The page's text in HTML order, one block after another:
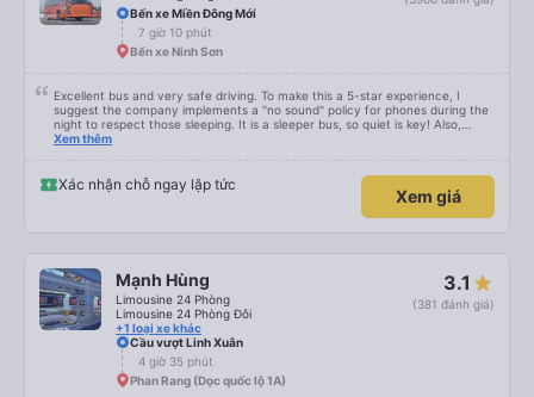
Bến xe Miền Đông Mới
7 giờ 10 phút
Bến xe Ninh Sơn
Excellent bus and very safe driving. To make this a 5-star experience, I
suggest the company implements a "no sound" policy for phones during the
night to respect those sleeping. It is a sleeper bus, so quiet is key! Also,
please display the Wi-Fi password clearly inside the cabin for convenience. I
quy định rõ ràng về việc giữ im lặng (tắt âm thanh điện thoại) vào ban đêm
để tránh làm phiền hành khách khác ngủ. Ngoài ra, nhà xe nên dán sẵn mật
khẩu Wi-Fi trong xe để hành khách dễ dàng sử dụng. Tôi vẫn sẽ tiếp tục ủng
Xem thêm
Xác nhận chỗ ngay lập tức
Xem giá
Mạnh Hùng
Limousine 24 Phòng
Limousine 24 Phòng Đôi
+1 loại xe khác
3.1
(381 đánh giá)
Cầu vượt Linh Xuân
4 giờ 35 phút
Phan Rang (Dọc quốc lộ 1A)